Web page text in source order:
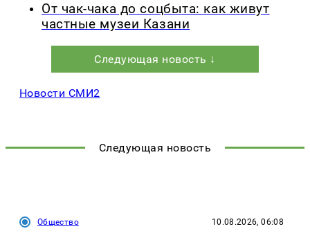
От чак-чака до соцбыта: как живут
частные музеи Казани
Следующая новость ↓
Новости СМИ2
Следующая новость
Общество 10.08.2026, 06:08